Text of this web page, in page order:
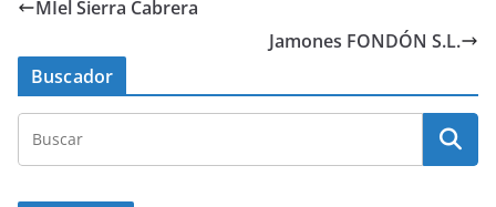
MIel Sierra Cabrera
Jamones FONDÓN S.L.
Buscador